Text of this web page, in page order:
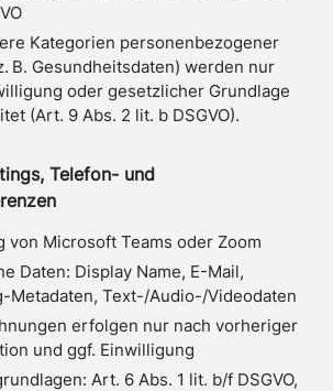
Kategorien personenbezogener
B. Gesundheitsdaten) werden nur
oder gesetzlicher Grundlage
(Art. 9 Abs. 2 lit. b DSGVO).
Telefon- und
von Microsoft Teams oder Zoom
Daten: Display Name, E-Mail,
Metadaten, Text-/Audio-/Videodaten
erfolgen nur nach vorheriger
und ggf. Einwilligung
Art. 6 Abs. 1 lit. b/f DSGVO,